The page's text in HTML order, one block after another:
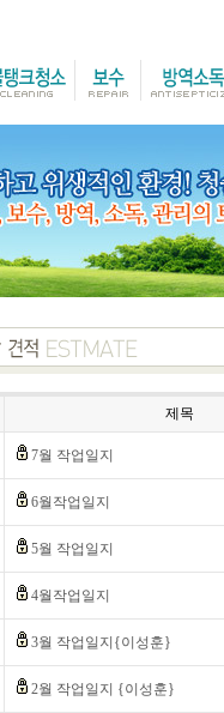
제목
7월 작업일지
6월작업일지
5월 작업일지
4월작업일지
3월 작업일지{이성훈}
2월 작업일지 {이성훈}